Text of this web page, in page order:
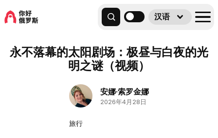
汉语
永不落幕的太阳剧场：极昼与白夜的光
明之谜（视频）
安娜·索罗金娜
2026年4月28日
旅行